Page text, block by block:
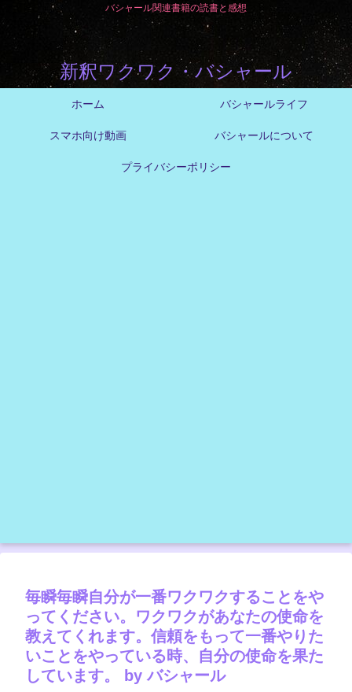
バシャール関連書籍の読書と感想
新釈ワクワク・バシャール
ホーム バシャールライフ
スマホ向け動画 バシャールについて
プライバシーポリシー
毎瞬毎瞬自分が一番ワクワクすることをや
ってください。ワクワクがあなたの使命を
教えてくれます。信頼をもって一番やりた
いことをやっている時、自分の使命を果た
しています。 by バシャール